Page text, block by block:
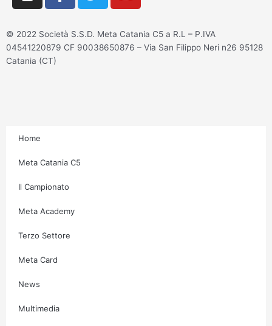
t
a
g
e
b
t
t
t
u
© 2022 Società S.S.D. Meta Catania C5 a R.L – P.IVA
04541220879 CF 90038650876 – Via San Filippo Neri n26 95128
Catania (CT)
Home
Meta Catania C5
Il Campionato
Meta Academy
Terzo Settore
Meta Card
News
Multimedia